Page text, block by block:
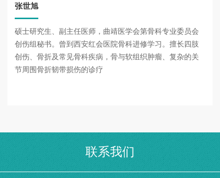
张世旭
硕士研究生、副主任医师，曲靖医学会第骨科专业委员会
创伤组秘书。曾到西安红会医院骨科进修学习。擅长四肢
创伤、骨折及常见骨科疾病，骨与软组织肿瘤、复杂的关
节周围骨折韧带损伤的诊疗
联系我们